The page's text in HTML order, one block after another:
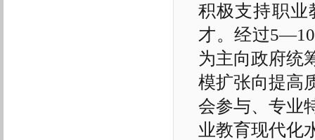
积极支持职业
才。经过
为主向政府统
模扩张向提高
会参与、专业
业教育现代化